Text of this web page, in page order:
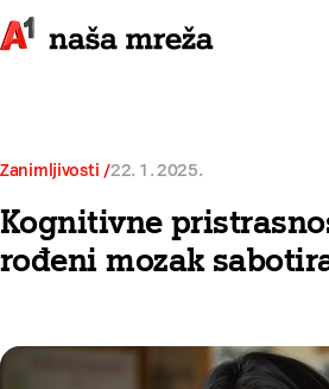
Zanimljivosti 22. 1. 2025.
Kognitivne
rođeni mozak